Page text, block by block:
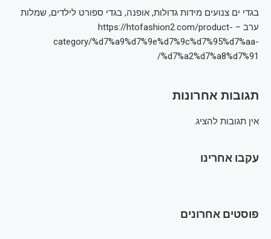
בגדי ים צנועים מידות גדולות, אופנה, בגדי ספורט לילדים, שמלות
ערב – https://htofashion2.com/product-
category/%d7%a9%d7%9e%d7%9c%d7%95%d7%aa-
%d7%a2%d7%a8%d7%91/
תגובות אחרונות
אין תגובות להציג.
עקבו אחרינו
פוסטים אחרונים